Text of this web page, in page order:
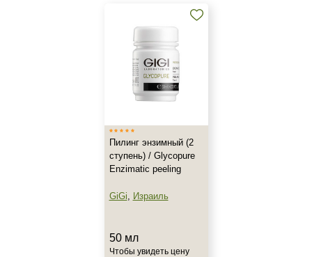
Любой возраст (от 18 лет)
Пилинг энзимный (2
ступень) / Glycopure
Enzimatic peeling
GiGi, Израиль
50 мл
Чтобы увидеть цену